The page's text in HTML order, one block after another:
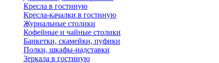
Кресла в гостиную
Кресла-качалки в гостиную
Журнальные столики
Кофейные и чайные столики
Банкетки, скамейки, пуфики
Полки, шкафы-надставки
Зеркала в гостиную